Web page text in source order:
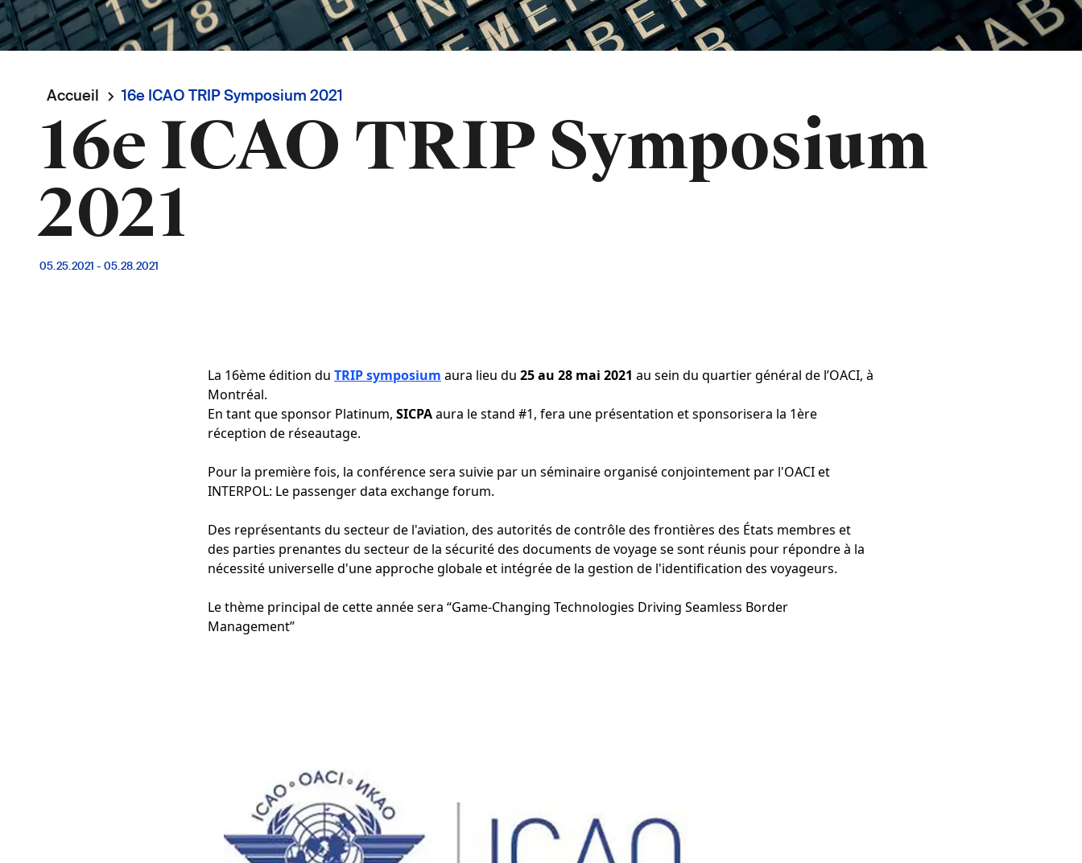
Fil
d'Ariane
Accueil 16e ICAO TRIP Symposium 2021
16e ICAO TRIP Symposium
2021
05.25.2021 - 05.28.2021
La 16ème édition du TRIP symposium aura lieu du 25 au 28 mai 2021 au sein du quartier général de l’OACI, à
Montréal.
En tant que sponsor Platinum, SICPAaura le stand #1, fera une présentation et sponsorisera la 1ère
réception de réseautage.
Pour la première fois, la conférence sera suivie par un séminaire organisé conjointement par l'OACI et
INTERPOL: Le passenger data exchange forum.
Des représentants du secteur de l'aviation, des autorités de contrôle des frontières des États membres et
des parties prenantes du secteur de la sécurité des documents de voyage se sont réunis pour répondre à la
nécessité universelle d'une approche globale et intégrée de la gestion de l'identification des voyageurs.
Le thème principal de cette année sera “Game-Changing Technologies Driving Seamless Border
Management”